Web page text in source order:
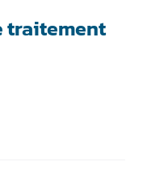
traitement